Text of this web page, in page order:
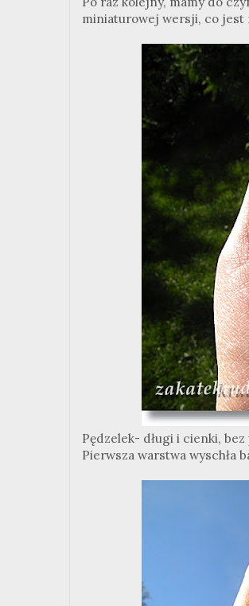
miniaturowej wersji, co jest
Pędzelek- długi i cienki,
Pierwsza warstwa wyschła